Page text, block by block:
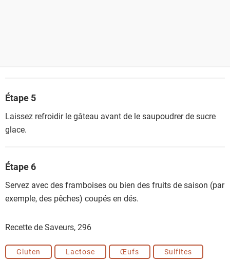
Étape 5
Laissez refroidir le gâteau avant de le saupoudrer de sucre
glace.
Étape 6
Servez avec des framboises ou bien des fruits de saison (par
exemple, des pêches) coupés en dés.
Recette de Saveurs,296
Gluten Lactose Œufs Sulfites